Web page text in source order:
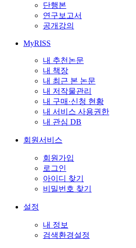
단행본
연구보고서
공개강의
MyRISS
내 추천논문
내 책장
내 최근 본 논문
내 저작물관리
내 구매·신청 현황
내 서비스 사용권한
내 관심 DB
회원서비스
회원가입
로그인
아이디 찾기
비밀번호 찾기
설정
내 정보
검색환경설정